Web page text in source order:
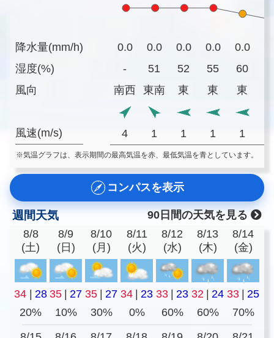
降水量(mm/h)
湿度(%)
風向
風速(m/s)
0.0 0.0 0.0 0.0 0.0
-
51 52 55 60
南西
東南 東 東 東
4 1 1 1 1
※気温グラフは、表示期間の最高気温を赤、最低気温を青としています。
コンパスを表示
週間天気
90日間の天気を見る
8/8
(土)
8/9
(日)
8/10
(月)
8/11
(火)
8/12
(水)
8/13
(木)
8/14
(金)
34 28 35 27 35 27 34 23 33 23 32 24 33
25
20%
10% 30% 0% 60% 60% 70%